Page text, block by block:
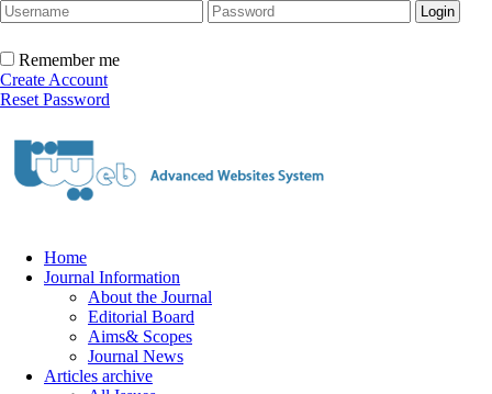
Remember me
Create Account
Reset Password
Home
Journal Information
About the Journal
Editorial Board
Aims& Scopes
Journal News
Articles archive